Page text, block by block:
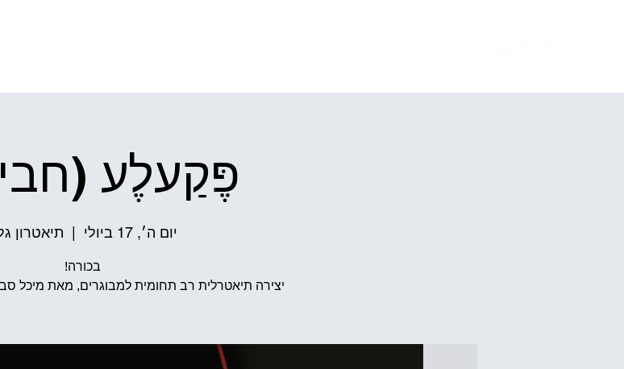
פֶּקַעלֶע
יום ה׳, 17 ביולי תיאטרון
יצירה תיאטרלית רב תחומית למבוגרים, מאת מיכל